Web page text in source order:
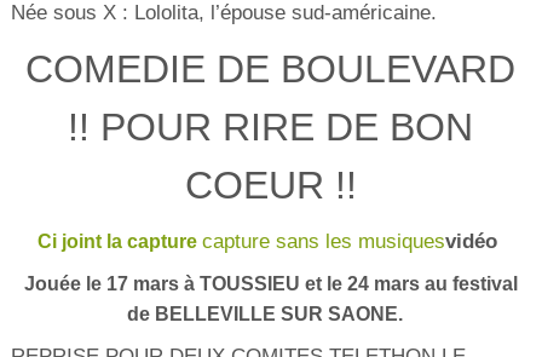
Née sous X : Lololita, l’épouse sud-américaine.
COMEDIE DE BOULEVARD
!! POUR RIRE DE BON
COEUR !!
Ci joint la capturecapture sans les musiquesvidéo
Jouée le 17 mars à TOUSSIEU et le 24 mars au festival
de BELLEVILLE SUR SAONE.